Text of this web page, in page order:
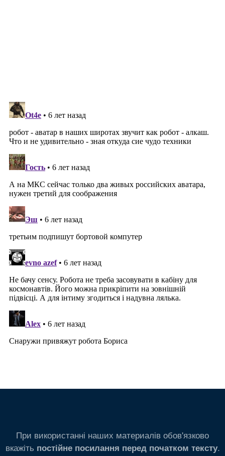
При використанні наших материалів обов'язково
вкажіть постійне посилання перед початком тексту.